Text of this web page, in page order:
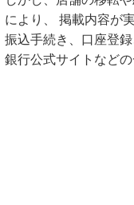
により、 掲載内容が
振込手続き、口座登
銀行公式サイトなど